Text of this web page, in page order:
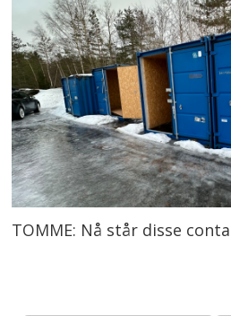
TOMME: Nå står disse